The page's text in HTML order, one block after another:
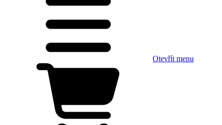
Otevřít menu